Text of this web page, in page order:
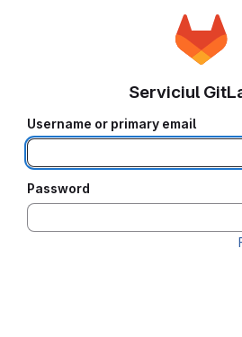
Serviciul
Username or primary email
Password